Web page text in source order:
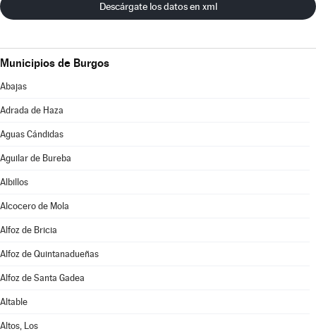
Descárgate los datos en xml
Municipios de Burgos
Abajas
Adrada de Haza
Aguas Cándidas
Aguilar de Bureba
Albillos
Alcocero de Mola
Alfoz de Bricia
Alfoz de Quintanadueñas
Alfoz de Santa Gadea
Altable
Altos, Los